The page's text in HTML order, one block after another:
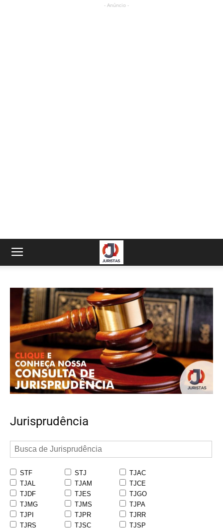
- Anúncio -
Jurisprudência
STF STJ
TJAC
TJAL
TJAM
TJCE
TJDF
TJES
TJGO
TJMG
TJMS
TJPA
TJPI
TJPR
TJRR
TJRS
TJSC
TJSP